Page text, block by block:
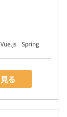
Vue.js Spring
る